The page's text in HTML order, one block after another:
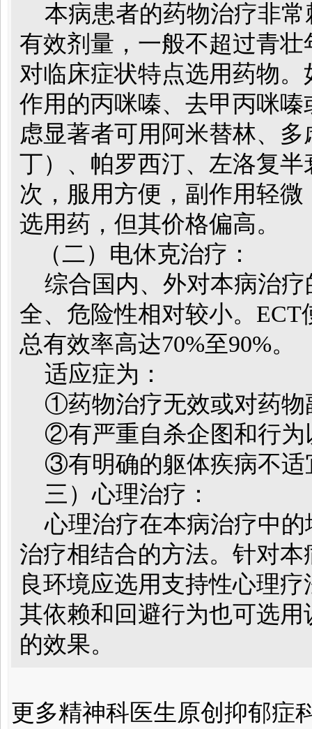
本病患者的药物治疗非常
有效剂量，一般不超过青
对临床症状特点选用药物
作用的丙咪嗪、去甲丙咪
虑显著者可用阿米替林、
丁）、帕罗西汀、左洛复
次，服用方便，副作用轻
选用药，但其价格偏高。
（二）电休克治疗：
综合国内、外对本病治疗
全、危险性相对较小。
总有效率高达70%至90%。
适应症为：
①药物治疗无效或对药物
②有严重自杀企图和行为
③有明确的躯体疾病不适
三）心理治疗：
心理治疗在本病治疗中的
治疗相结合的方法。针对
良环境应选用支持性心理
其依赖和回避行为也可选
的效果。
更多精神科医生原创抑郁症